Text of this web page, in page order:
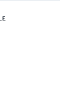
du
types
pratiques.